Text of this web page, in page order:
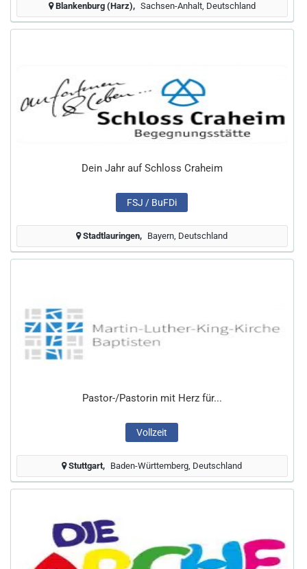
Blankenburg (Harz) Sachsen-Anhalt, Deutschland
Dein Jahr auf Schloss Craheim
FSJ / BuFDi
Stadtlauringen Bayern, Deutschland
Pastor-/Pastorin mit Herz für...
Vollzeit
Stuttgart Baden-Württemberg, Deutschland